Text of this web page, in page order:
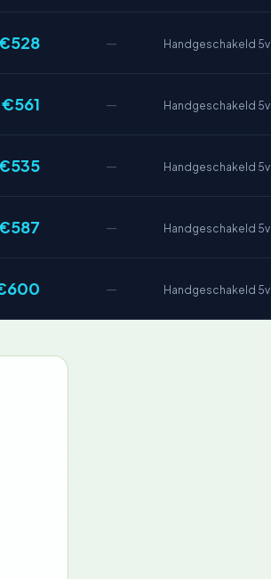
— Handgeschakeld 5v
€561 — Handgeschakeld 5v
— Handgeschakeld 5v
— Handgeschakeld 5v
— Handgeschakeld 5v